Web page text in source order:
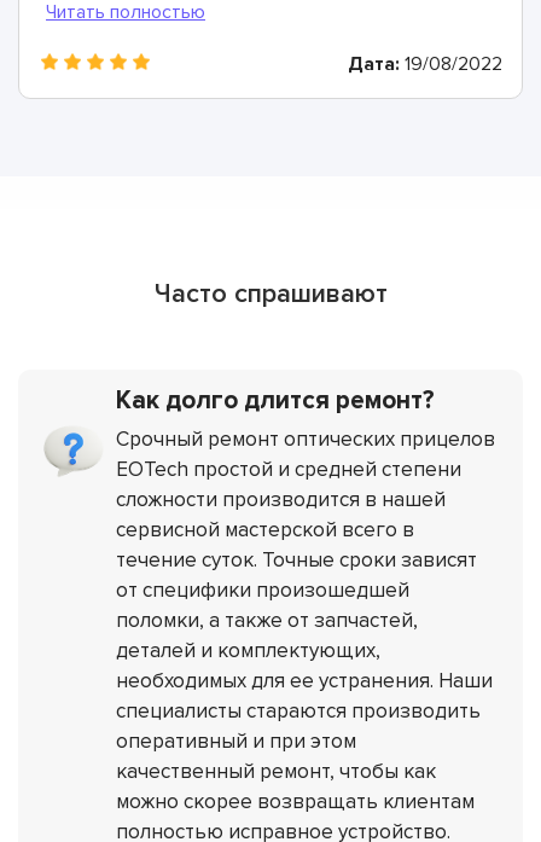
прицел буквально заново и полностью восстановили
мастера!
Дата: 19/08/2022
Часто спрашивают
Как долго длится ремонт?
Срочный ремонт оптических прицелов
EOTech простой и средней степени
сложности производится в нашей
сервисной мастерской всего в
течение суток. Точные сроки зависят
от специфики произошедшей
поломки, а также от запчастей,
деталей и комплектующих,
необходимых для ее устранения. Наши
специалисты стараются производить
оперативный и при этом
качественный ремонт, чтобы как
можно скорее возвращать клиентам
полностью исправное устройство.